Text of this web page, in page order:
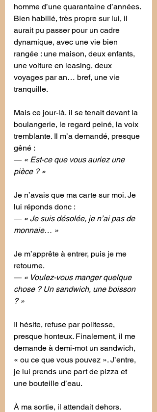
homme d’une quarantaine d’années.
Bien habillé, très propre sur lui, il
aurait pu passer pour un cadre
dynamique, avec une vie bien
rangée : une maison, deux enfants,
une voiture en leasing, deux
voyages par an… bref, une vie
tranquille.
Mais ce jour-là, il se tenait devant la
boulangerie, le regard peiné, la voix
tremblante. Il m’a demandé, presque
gêné :
— « Est-ce que vous auriez une
pièce ? »
Je n’avais que ma carte sur moi. Je
lui réponds donc :
— « Je suis désolée, je n’ai pas de
monnaie… »
Je m’apprête à entrer, puis je me
retourne.
— « Voulez-vous manger quelque
chose ? Un sandwich, une boisson
? »
Il hésite, refuse par politesse,
presque honteux. Finalement, il me
demande à demi-mot un sandwich,
« ou ce que vous pouvez ». J’entre,
je lui prends une part de pizza et
une bouteille d’eau.
À ma sortie, il attendait dehors.